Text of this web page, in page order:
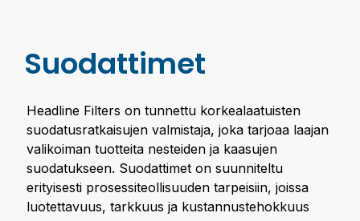
Suodattimet
Headline Filters on tunnettu korkealaatuisten
suodatusratkaisujen valmistaja, joka tarjoaa laajan
valikoiman tuotteita nesteiden ja kaasujen
suodatukseen. Suodattimet on suunniteltu
erityisesti prosessiteollisuuden tarpeisiin, joissa
luotettavuus, tarkkuus ja kustannustehokkuus